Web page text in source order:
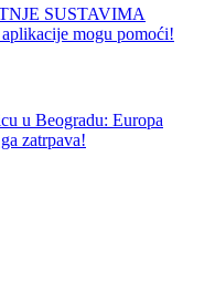
SUSTAVIMA
mogu pomoći!
u Beogradu: Europa
zatrpava!